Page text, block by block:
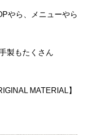
やら、メニューやら
製もたくさん
MATERIAL】